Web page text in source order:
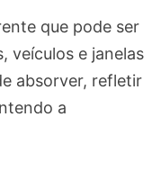
que pode ser
veículos e janelas
absorver, refletir
a